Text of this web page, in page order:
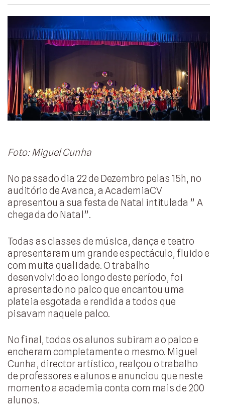
Foto: Miguel Cunha
No passado dia 22 de Dezembro pelas 15h, no
auditório de Avanca, a AcademiaCV
apresentou a sua festa de Natal intitulada ” A
chegada do Natal”.
Todas as classes de música, dança e teatro
apresentaram um grande espectáculo, fluido e
com muita qualidade. O trabalho
desenvolvido ao longo deste período, foi
apresentado no palco que encantou uma
plateia esgotada e rendida a todos que
pisavam naquele palco.
No final, todos os alunos subiram ao palco e
encheram completamente o mesmo. Miguel
Cunha, director artístico, realçou o trabalho
de professores e alunos e anunciou que neste
momento a academia conta com mais de 200
alunos.